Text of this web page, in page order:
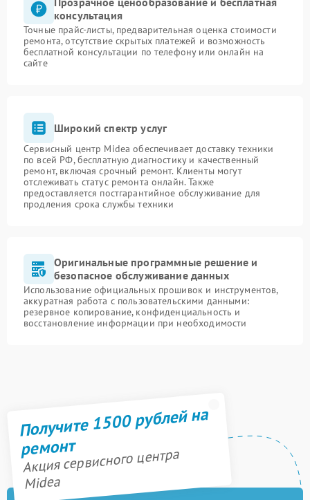
консультация
Точные прайс-листы, предварительная оценка стоимости
ремонта, отсутствие скрытых платежей и возможность
бесплатной консультации по телефону или онлайн на
сайте
Широкий спектр услуг
Сервисный центр Midea обеспечивает доставку техники
по всей РФ, бесплатную диагностику и качественный
ремонт, включая срочный ремонт. Клиенты могут
отслеживать статус ремонта онлайн. Также
предоставляется постгарантийное обслуживание для
продления срока службы техники
Оригинальные программные решение и
безопасное обслуживание данных
Использование официальных прошивок и инструментов,
аккуратная работа с пользовательскими данными:
резервное копирование, конфиденциальность и
восстановление информации при необходимости
Получите 1500 рублей на
ремонт
Акция сервисного центра
Midea